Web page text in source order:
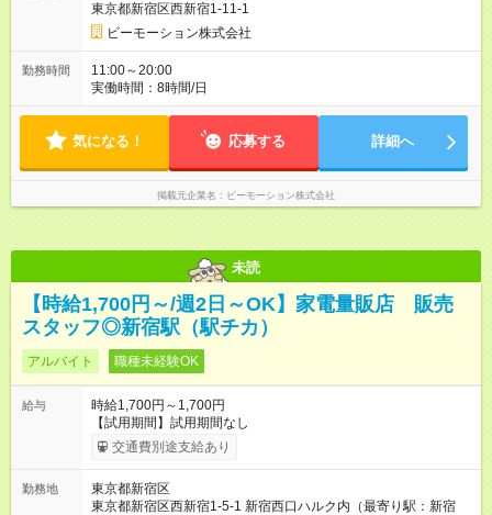
東京都新宿区西新宿1-11-1
ビーモーション株式会社
勤務時間
11:00～20:00
実働時間：8時間/日
気になる！ 応募する 詳細へ
掲載元企業名 ビーモーション株式会社
未読
【時給1,700円～/週2日～OK】家電量販店 販売
スタッフ◎新宿駅（駅チカ）
アルバイト 職種未経験OK
給与
時給1,700円～1,700円
【試用期間】試用期間なし
交通費別途支給あり
勤務地
東京都新宿区
東京都新宿区西新宿1-5-1 新宿西口ハルク内（最寄り駅：新宿